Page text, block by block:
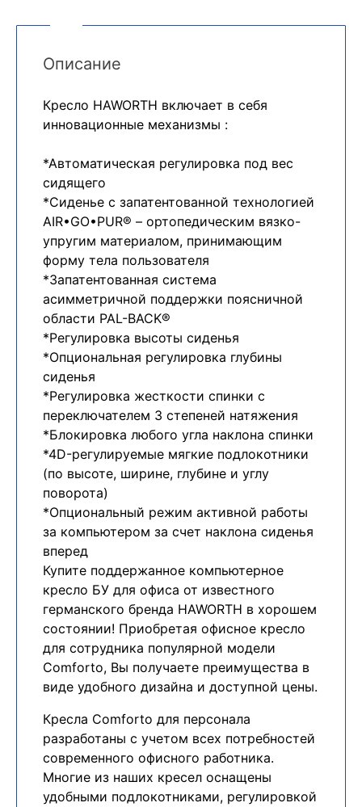
Описание
Кресло HAWORTH включает в себя
инновационные механизмы :
*Автоматическая регулировка под вес
сидящего
*Сиденье с запатентованной технологией
AIR•GO•PUR® – ортопедическим вязко-
упругим материалом, принимающим
форму тела пользователя
*Запатентованная система
асимметричной поддержки поясничной
области PAL-BACK®
*Регулировка высоты сиденья
*Опциональная регулировка глубины
сиденья
*Регулировка жесткости спинки с
переключателем 3 степеней натяжения
*Блокировка любого угла наклона спинки
*4D-регулируемые мягкие подлокотники
(по высоте, ширине, глубине и углу
поворота)
*Опциональный режим активной работы
за компьютером за счет наклона сиденья
вперед
Купите поддержанное компьютерное
кресло БУ для офиса от известного
германского бренда HAWORTH в хорошем
состоянии! Приобретая офисное кресло
для сотрудника популярной модели
Comforto, Вы получаете преимущества в
виде удобного дизайна и доступной цены.
Кресла Comforto для персонала
разработаны с учетом всех потребностей
современного офисного работника.
Многие из наших кресел оснащены
удобными подлокотниками, регулировкой